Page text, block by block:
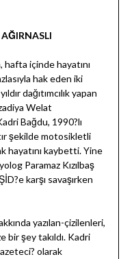
içinde hayatını
hak eden iki
dağıtımcılık yapan
Welat
Bağdu, 1990?lı
şekilde motosikletli
hayatını kaybetti. Yine
Paramaz Kızılbaş
karşı savaşırken
yazılan-çizilenleri,
bir şey takıldı. Kadri
olarak